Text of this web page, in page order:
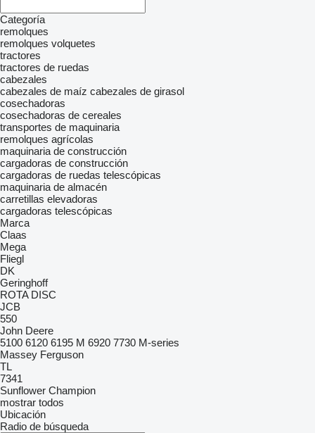
Categoría
remolques
remolques volquetes
tractores
tractores de ruedas
cabezales
cabezales de maíz cabezales de girasol
cosechadoras
cosechadoras de cereales
transportes de maquinaria
remolques agrícolas
maquinaria de construcción
cargadoras de construcción
cargadoras de ruedas telescópicas
maquinaria de almacén
carretillas elevadoras
cargadoras telescópicas
Marca
Claas
Mega
Fliegl
DK
Geringhoff
ROTA DISC
JCB
550
John Deere
5100 6120 6195 M 6920 7730 M-series
Massey Ferguson
TL
7341
Sunflower Champion
mostrar todos
Ubicación
Radio de búsqueda